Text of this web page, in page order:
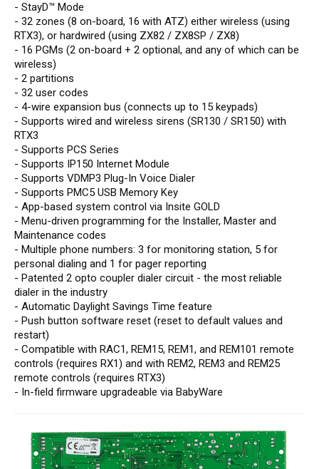
- StayD™ Mode
- 32 zones (8 on-board, 16 with ATZ) either wireless (using
RTX3), or hardwired (using ZX82 / ZX8SP / ZX8)
- 16 PGMs (2 on-board + 2 optional, and any of which can be
wireless)
- 2 partitions
- 32 user codes
- 4-wire expansion bus (connects up to 15 keypads)
- Supports wired and wireless sirens (SR130 / SR150) with
RTX3
- Supports PCS Series
- Supports IP150 Internet Module
- Supports VDMP3 Plug-In Voice Dialer
- Supports PMC5 USB Memory Key
- App-based system control via Insite GOLD
- Menu-driven programming for the Installer, Master and
Maintenance codes
- Multiple phone numbers: 3 for monitoring station, 5 for
personal dialing and 1 for pager reporting
- Patented 2 opto coupler dialer circuit - the most reliable
dialer in the industry
- Automatic Daylight Savings Time feature
- Push button software reset (reset to default values and
restart)
- Compatible with RAC1, REM15, REM1, and REM101 remote
controls (requires RX1) and with REM2, REM3 and REM25
remote controls (requires RTX3)
- In-field firmware upgradeable via BabyWare